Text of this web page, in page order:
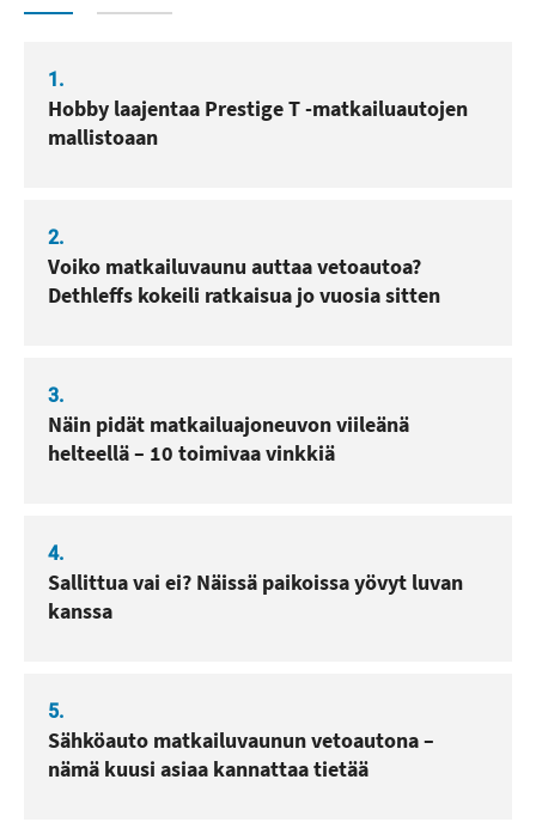
1.
Hobby laajentaa Prestige T -matkailuautojen
mallistoaan
2.
Voiko matkailuvaunu auttaa vetoautoa?
Dethleffs kokeili ratkaisua jo vuosia sitten
3.
Näin pidät matkailuajoneuvon viileänä
helteellä – 10 toimivaa vinkkiä
4.
Sallittua vai ei? Näissä paikoissa yövyt luvan
kanssa
5.
Sähköauto matkailuvaunun vetoautona –
nämä kuusi asiaa kannattaa tietää